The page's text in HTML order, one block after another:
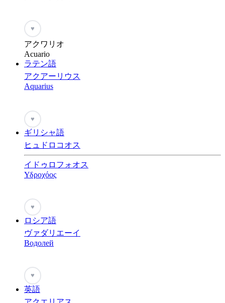
♥
アクワリオ
Acuario
ラテン語
アクアーリウス
Aquarius
♥
ギリシャ語
ヒュドロコオス
イドゥロフォオス
Υδροχόος
♥
ロシア語
ヴァダリエーイ
Водолей
♥
英語